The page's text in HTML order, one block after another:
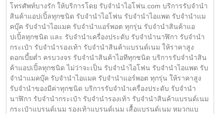
โทรศัพท์บางรัก ให้บริการโดย รับจํานําไอโฟน.com บริการรับจำนำ
สินค้าแอปเปิ้ลทุกชนิด รับจำนำไอโฟน รับจำนำไอแพด รับจำนำแม
คบุ๊ค รับจำนำไอแมค รับจำนำแอร์พอต ทุกรุ่น รับจำนำสินค้าแอ
ปเปิ้ลทุกชนิด และ รับจำนำเครื่องประดับ รับจำนำนาฬิกา รับจำนำ
กระเป๋า รับจำนำรองเท้า รับจำนำสินค้าแบรนด์เนม ให้ราคาสูง
ดอกเบี้ยต่ำ ครบวงจร รับจำนำสินค้าไอทีทุกชนิด บริการรับจำนำสิน
ค้าแอปเปิ้ลทุกชนิด ไม่ว่าจะเป็น รับจำนำไอโฟน รับจำนำไอแพด รับ
จำนำแมคบุ๊ค รับจำนำไอแมค รับจำนำแอร์พอต ทุกรุ่น ให้ราคาสูง
รับจำนำของมีค่าทุกชนิด บริการรับจำนำเครื่องประดับ รับจำนำ
นาฬิกา รับจำนำกระเป๋า รับจำนำรองเท้า รับจำนำสินค้าแบรนด์เนม
กระเป๋าแบรนด์เนม รองเท้าแบรนด์เนม เสื้อแบรนด์เนม หมวกแบ